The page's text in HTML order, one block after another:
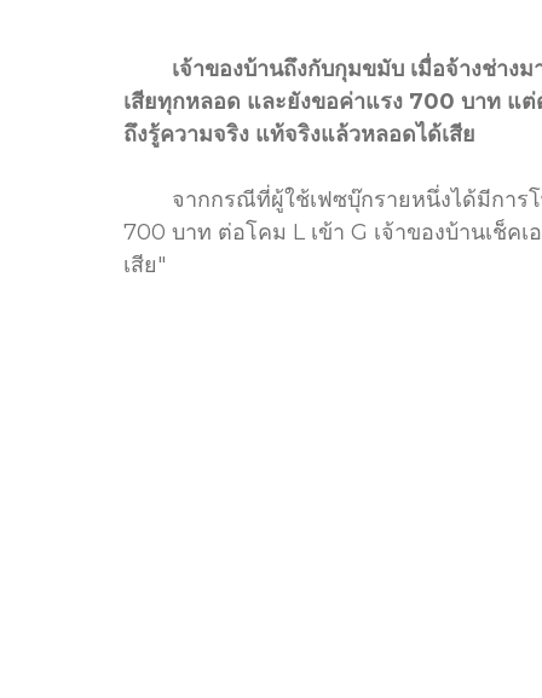
เจ้าของบ้านถึงกับกุมขมับ เมื่อจ้างช่างม
เสียทุกหลอด และยังขอค่าแรง 700 บาท แต่
ถึงรู้ความจริง แท้จริงแล้วหลอดได้เสีย
จากกรณีที่ผู้ใช้เฟซบุ๊กรายหนึ่งได้มีการโ
700​ บาท​ ต่อโคม​​ L เข้า​ G เจ้าของบ้านเช็ค
เสีย"